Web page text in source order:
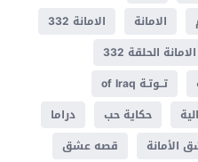
الامانة
الامانة 332
الامانة الحلقة 332
تــوتـة of Iraq
حكاية حب
دراما
الأمانة
قصه عشق